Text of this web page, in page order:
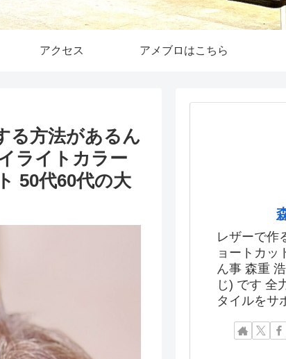
アクセス アメブロはこちら
る方法があるん
ライトカラー
50代60代の大
レザーで作
ョートカッ
ん事 森重
じ) です 全
タイルをサ